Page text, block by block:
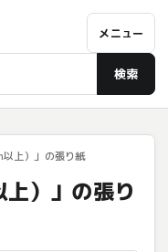
検索
メニュー
以上）」の張り紙
）」の張り